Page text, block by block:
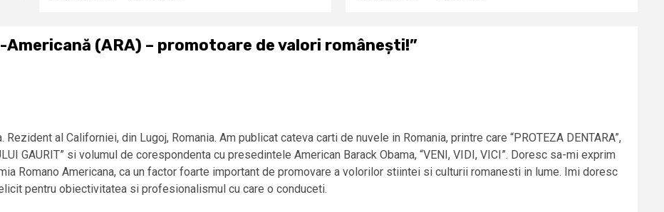
Americană (ARA) – promotoare de valori românești!”
al Californiei, din Lugoj, Romania. Am publicat cateva carti de nuvele in Romania, printre care “PROTEZA DENTARA”,
GAURIT” si volumul de corespondenta cu presedintele American Barack Obama, “VENI, VIDI, VICI”. Doresc sa-mi exprim
Romano Americana, ca un factor foarte important de promovare a volorilor stiintei si culturii romanesti in lume. Imi doresc
pentru obiectivitatea si profesionalismul cu care o conduceti.